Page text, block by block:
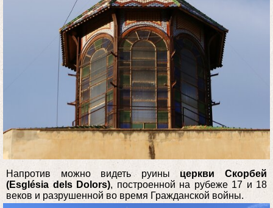
Напротив можно видеть руины церкви Скорбей
(Església dels Dolors), построенной на рубеже 17 и 18
веков и разрушенной во время Гражданской войны.